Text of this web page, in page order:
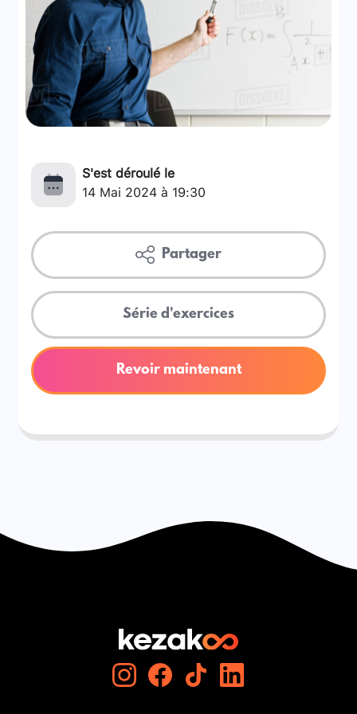
S'est déroulé le
14 Mai 2024 à 19:30
Partager
Série d'exercices
Revoir maintenant